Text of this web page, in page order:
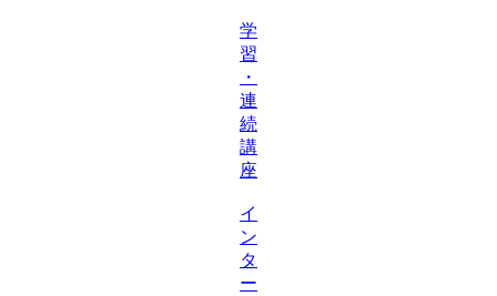
学
習
・
連
続
講
座
イ
ン
タ
ー